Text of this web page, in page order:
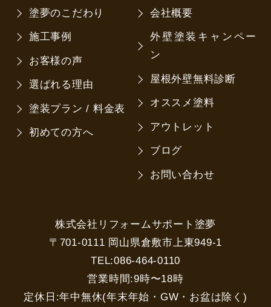
塗夢のこだわり
施工事例
お客様の声
選ばれる理由
塗装プラン / 料金表
初めての方へ
会社概要
外壁塗装キャンペー
ン
屋根外壁無料診断
オススメ塗料
アウトレット
ブログ
お問い合わせ
株式会社リフォームサポート塗夢
〒701-0111 岡山県倉敷市上東949-1
TEL:086-464-0110
営業時間:9時〜18時
定休日:年中無休(年末年始・GW・お盆は除く)